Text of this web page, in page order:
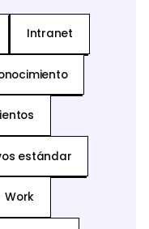
Intranet
estándar
Work